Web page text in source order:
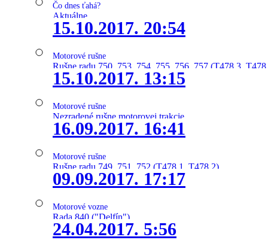
Čo dnes ťahá?
Aktuálne
15.10.2017. 20:54
Motorové rušne
Rušne radu 750, 753, 754, 755, 756, 757 (T478.3,
15.10.2017. 13:15
Motorové rušne
Nezradené rušne motorovej trakcie
16.09.2017. 16:41
Motorové rušne
Rušne radu 749, 751, 752 (T478.1, T478.2)
09.09.2017. 17:17
Motorové vozne
Rada 840 ("Delfín")
24.04.2017. 5:56